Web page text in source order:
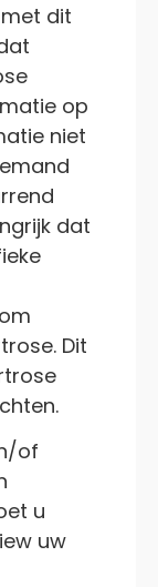
dit
op
niet
dat
Dit
of
u
uw